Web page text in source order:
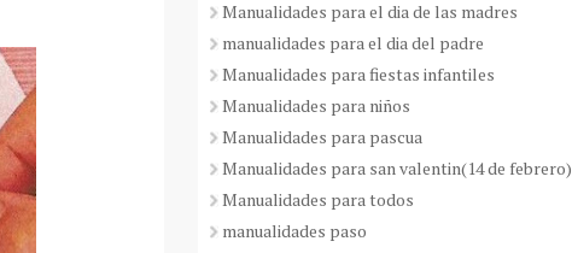
Manualidades para el dia de las madres
manualidades para el dia del padre
Manualidades para fiestas infantiles
Manualidades para niños
Manualidades para pascua
Manualidades para san valentin(14 de febrero)
Manualidades para todos
manualidades paso